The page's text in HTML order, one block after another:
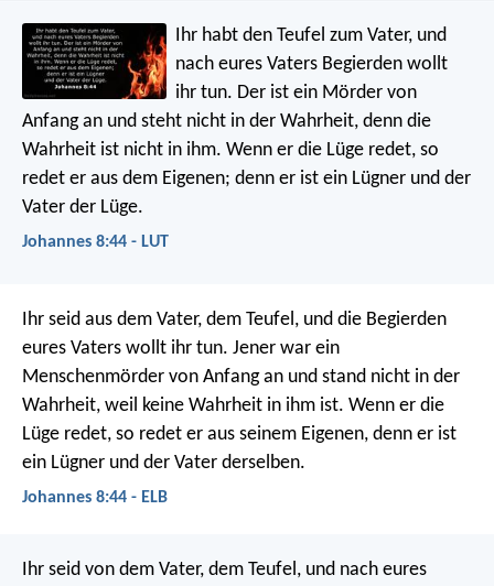
Ihr habt den Teufel zum Vater, und
nach eures Vaters Begierden wollt
ihr tun. Der ist ein Mörder von
Anfang an und steht nicht in der Wahrheit, denn die
Wahrheit ist nicht in ihm. Wenn er die Lüge redet, so
redet er aus dem Eigenen; denn er ist ein Lügner und der
Vater der Lüge.
Johannes 8:44 - LUT
Ihr seid aus dem Vater, dem Teufel, und die Begierden
eures Vaters wollt ihr tun. Jener war ein
Menschenmörder von Anfang an und stand nicht in der
Wahrheit, weil keine Wahrheit in ihm ist. Wenn er die
Lüge redet, so redet er aus seinem Eigenen, denn er ist
ein Lügner und der Vater derselben.
Johannes 8:44 - ELB
Ihr seid von dem Vater, dem Teufel, und nach eures